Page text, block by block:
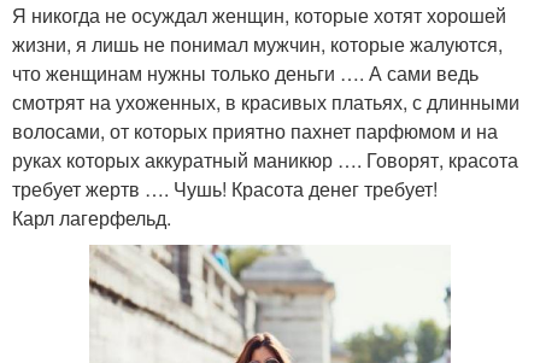
Я никогда не осуждал женщин, которые хотят хорошей
жизни, я лишь не понимал мужчин, которые жалуются,
что женщинам нужны только деньги …. А сами ведь
смотрят на ухоженных, в красивых платьях, с длинными
волосами, от которых приятно пахнет парфюмом и на
руках которых аккуратный маникюр …. Говорят, красота
требует жертв …. Чушь! Красота денег требует!
Карл лагерфельд.